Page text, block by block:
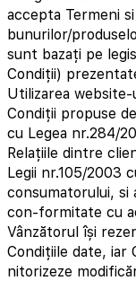
accepta Termeni
bunurilor/
sunt bazați pe
Condiții)
Utilizarea
Condiții propuse
cu Legea nr.284/
Relațiile dintre
Legii nr.105/2003
consumatorului,
con-formitate cu
Vânzătorul își
Condițiile date, iar
nitorizeze